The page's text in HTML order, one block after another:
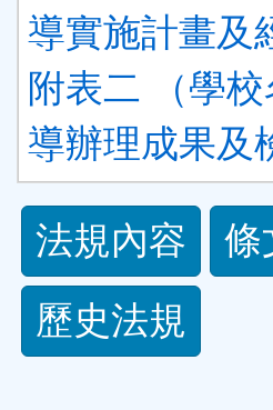
導實施計畫及
附表二 （學
導辦理成果及
法
規
功
法規內容 條
歷史法規